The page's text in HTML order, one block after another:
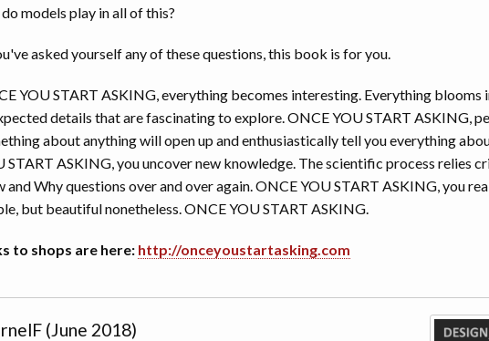
models play in all of this?
asked yourself any of these questions, this book is for you.
YOU START ASKING, everything becomes interesting. Everything blooms
details that are fascinating to explore. ONCE YOU START ASKING,
about anything will open up and enthusiastically tell you everything
START ASKING, you uncover new knowledge. The scientific process relies
and Why questions over and over again. ONCE YOU START ASKING, you
but beautiful nonetheless. ONCE YOU START ASKING.
to shops are here: http://onceyoustartasking.com
(June 2018)